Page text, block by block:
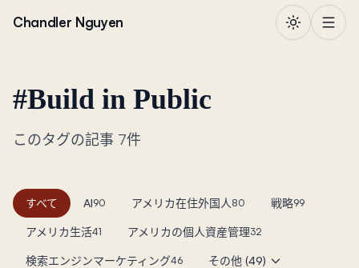
Chandler Nguyen
#Build in Public
このタグの記事 7件
すべて AI90 アメリカ在住外国人 80 戦略99
アメリカ生活41 アメリカの個人資産管理32
検索エンジンマーケティング46 その他 (49)